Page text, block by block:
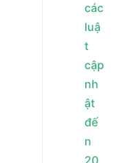
các
luậ
t
cập
nh
ật
đế
n